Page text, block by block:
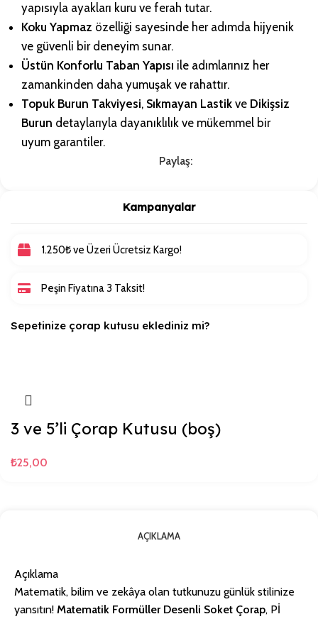
yapısıyla ayakları kuru ve ferah tutar.
Koku Yapmaz özelliği sayesinde her adımda hijyenik
ve güvenli bir deneyim sunar.
Üstün Konforlu Taban Yapısı ile adımlarınız her
zamankinden daha yumuşak ve rahattır.
Topuk Burun Takviyesi, Sıkmayan Lastik ve Dikişsiz
Burun detaylarıyla dayanıklılık ve mükemmel bir
uyum garantiler.
Paylaş:
Kampanyalar
1.250₺ ve Üzeri Ücretsiz Kargo!
Peşin Fiyatına 3 Taksit!
Sepetinize çorap kutusu eklediniz mi?
3 ve 5’li Çorap Kutusu (boş)
₺25,00
AÇIKLAMA
Açıklama
Matematik, bilim ve zekâya olan tutkunuzu günlük stilinize
yansıtın! Matematik Formüller Desenli Soket Çorap, Pİ